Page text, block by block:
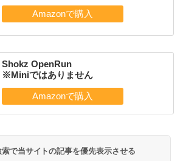
Shokz OpenRun
※Miniではありません
で当サイトの記事を優先表示させる